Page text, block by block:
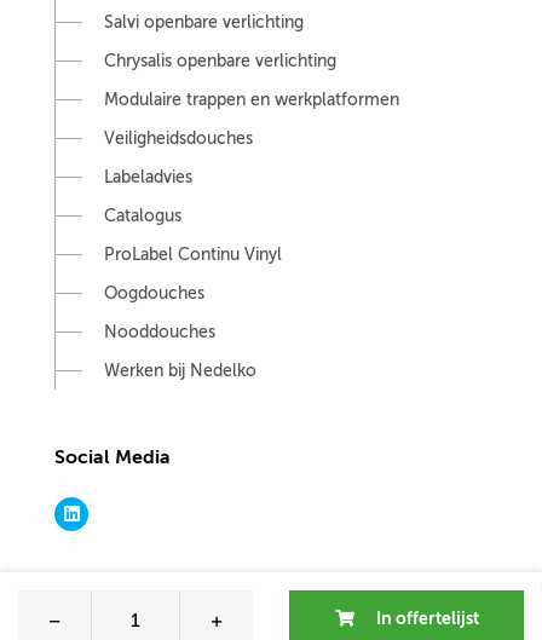
In offertelijst
Salvi openbare verlichting
Chrysalis openbare verlichting
Modulaire trappen en werkplatformen
Veiligheidsdouches
Labeladvies
Catalogus
ProLabel Continu Vinyl
Oogdouches
Nooddouches
Werken bij Nedelko
Social Media
Copyright © 2026. Nedelko
Cookie-instellingen